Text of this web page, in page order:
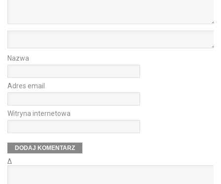
Nazwa
Adres email
Witryna internetowa
Δ